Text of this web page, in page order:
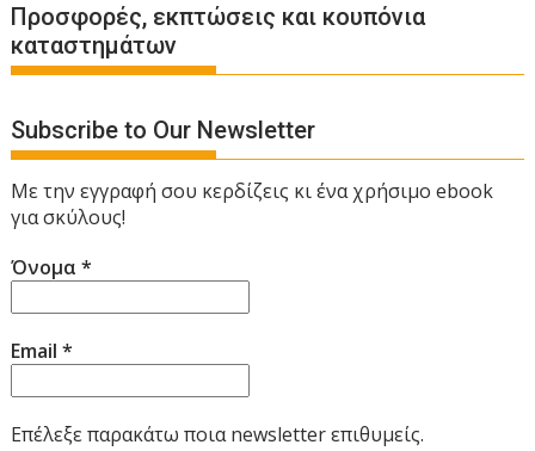
Προσφορές, εκπτώσεις και κουπόνια
καταστημάτων
Subscribe to Our Newsletter
Με την εγγραφή σου κερδίζεις κι ένα χρήσιμο ebook
για σκύλους!
Όνομα*
Email*
Επέλεξε παρακάτω ποια newsletter επιθυμείς.